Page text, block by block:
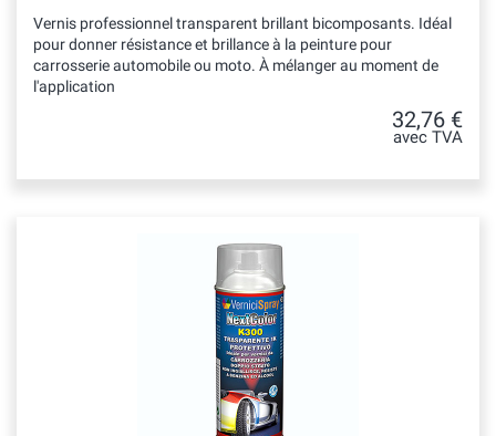
Vernis professionnel transparent brillant bicomposants. Idéal
pour donner résistance et brillance à la peinture pour
carrosserie automobile ou moto. À mélanger au moment de
l'application
32,76 €
avec TVA